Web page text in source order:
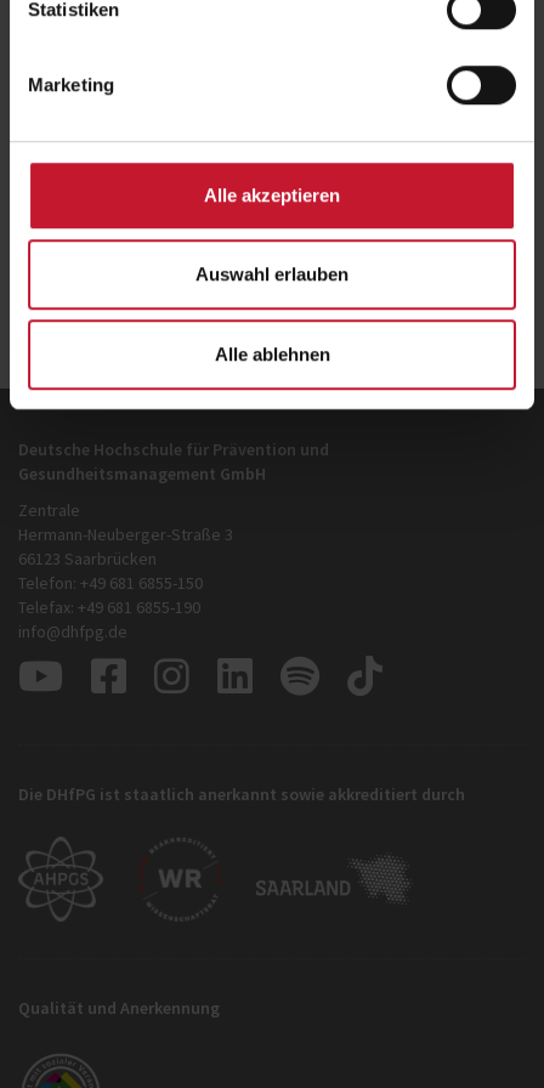
Statistiken
Marketing
Alle akzeptieren
Auswahl erlauben
Alle ablehnen
Fachkommission entscheidet über die Zulassung und tagt Anfang
Studienberechtigung wird erteilt, wenn nach einem Probestudium
von in der Regel zwei Semestern eine Eignungsfeststellung
Jetzt informieren!
Deutsche Hochschule für Prävention und
Gesundheitsmanagement GmbH
Zentrale
Hermann-Neuberger-Straße 3
66123 Saarbrücken
Telefon: +49 681 6855-150
Telefax: +49 681 6855-190
info@dhfpg.de
Die DHfPG ist staatlich anerkannt sowie akkreditiert durch
Qualität und Anerkennung